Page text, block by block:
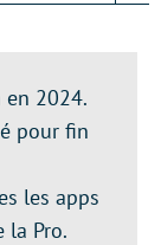
2024.
pour fin
les apps
la Pro.